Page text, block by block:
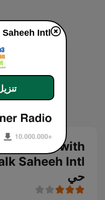
with
حي